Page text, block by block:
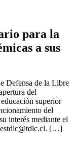
para la
a sus
Defensa de la Libre
del
superior
del
interés mediante el
. […]